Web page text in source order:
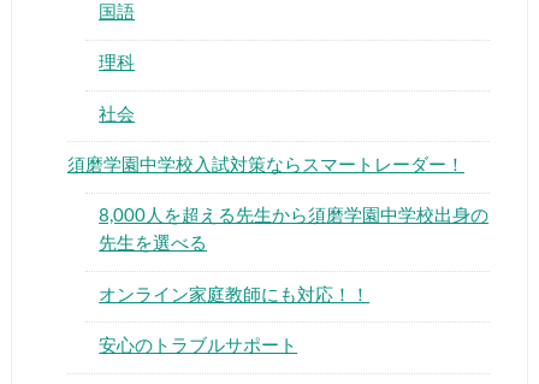
▶
国語
理科
社会
須磨学園中学校入試対策ならスマートレーダー！
8,000人を超える先生から須磨学園中学校出身の
先生を選べる
オンライン家庭教師にも対応！！
安心のトラブルサポート